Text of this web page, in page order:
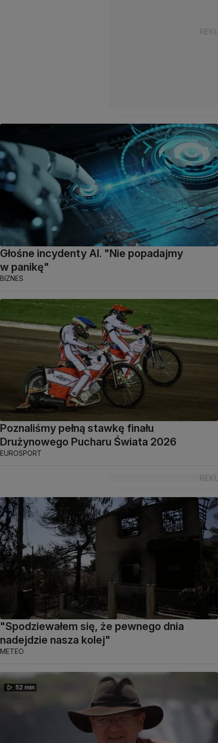
Głośne incydenty AI. "Nie popadajmy
w panikę"
BIZNES
Poznaliśmy pełną stawkę finału
Drużynowego Pucharu Świata 2026
EUROSPORT
"Spodziewałem się, że pewnego dnia
nadejdzie nasza kolej"
METEO
52 min